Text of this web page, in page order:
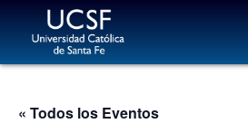
« Todos los Eventos